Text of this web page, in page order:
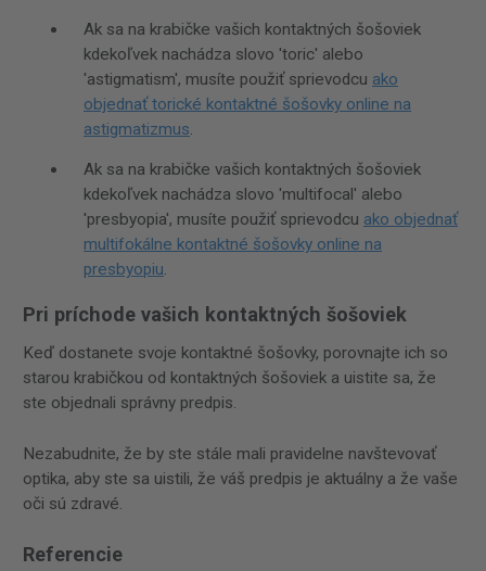
Ak sa na krabičke vašich kontaktných šošoviek
kdekoľvek nachádza slovo 'toric' alebo
'astigmatism', musíte použiť sprievodcu ako
objednať torické kontaktné šošovky online na
astigmatizmus.
Ak sa na krabičke vašich kontaktných šošoviek
kdekoľvek nachádza slovo 'multifocal' alebo
'presbyopia', musíte použiť sprievodcu ako objednať
multifokálne kontaktné šošovky online na
presbyopiu.
Pri príchode vašich kontaktných šošoviek
Keď dostanete svoje kontaktné šošovky, porovnajte ich so
starou krabičkou od kontaktných šošoviek a uistite sa, že
ste objednali správny predpis.
Nezabudnite, že by ste stále mali pravidelne navštevovať
optika, aby ste sa uistili, že váš predpis je aktuálny a že vaše
oči sú zdravé.
Referencie